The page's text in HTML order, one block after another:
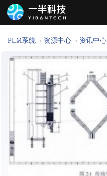
PLM系统 > 资源中心 > 资讯中心